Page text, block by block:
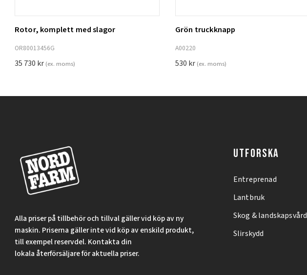
Lägg till i varukorg
Rotor, komplett med slagor
OR80013456G
35 730 kr (ex. moms)
Grön truckknapp
A00220
530 kr (ex. moms)
Alla priser på tillbehör och tillval gäller vid köp av ny
maskin. Priserna gäller inte vid köp av enskild produkt,
till exempel reservdel. Kontakta din
lokala återförsäljare för aktuella priser.
UTFORSKA
Entreprenad
Lantbruk
Skog & landskapsvård
Slirskydd